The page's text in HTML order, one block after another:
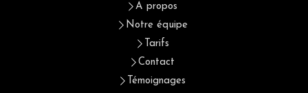
A propos
Notre équipe
Tarifs
Contact
Témoignages